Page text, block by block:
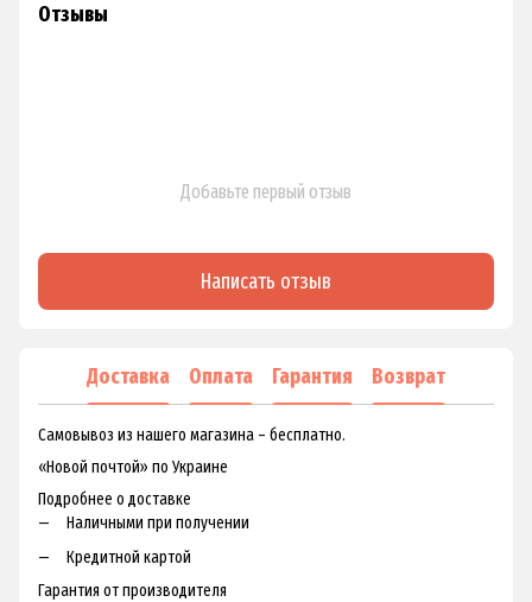
Отзывы
Добавьте первый отзыв
Написать отзыв
Доставка Оплата Гарантия Возврат
Самовывоз из нашего магазина – бесплатно.
«Новой почтой» по Украине
Подробнее о доставке
Наличными при получении
Кредитной картой
Гарантия от производителя